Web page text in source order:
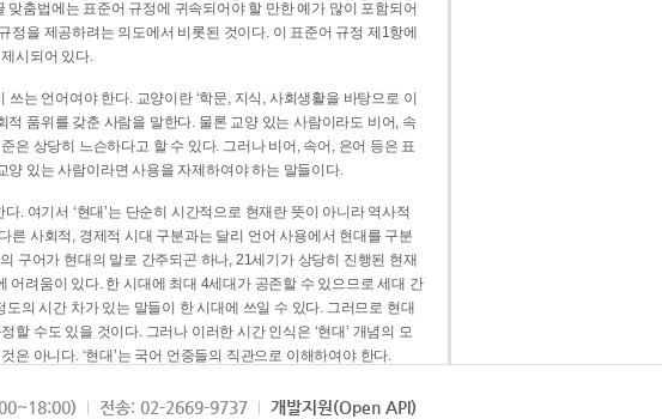
춤법에는 표준어 규정에 귀속되어야 할 만한 예가 많이 포함되어
정을 제공하려는 의도에서 비롯된 것이다. 이 표준어 규정 제1항에
시되어 있다.
는 언어여야 한다. 교양이란 ‘학문, 지식, 사회생활을 바탕으로 이
적 품위를 갖춘 사람을 말한다. 물론 교양 있는 사람이라도 비어, 속
은 상당히 느슨하다고 할 수 있다. 그러나 비어, 속어, 은어 등은 표
있는 사람이라면 사용을 자제하여야 하는 말들이다.
. 여기서 ‘현대’는 단순히 시간적으로 현재란 뜻이 아니라 역사적
른 사회적, 경제적 시대 구분과는 달리 언어 사용에서 현대를 구분
구어가 현대의 말로 간주되곤 하나, 21세기가 상당히 진행된 현재
어려움이 있다. 한 시대에 최대 4세대가 공존할 수 있으므로 세대 간
의 시간 차가 있는 말들이 한 시대에 쓰일 수 있다. 그러므로 현대
할 수도 있을 것이다. 그러나 이러한 시간 인식은 ‘현대’ 개념의 모
은 아니다. ‘현대’는 국어 언중들의 직관으로 이해하여야 한다.
이는 표준어의 공용어적 성격을 가장 크게 드러내 주는 기준이다.
전송: 02-2669-9737 개발지원(Open API)